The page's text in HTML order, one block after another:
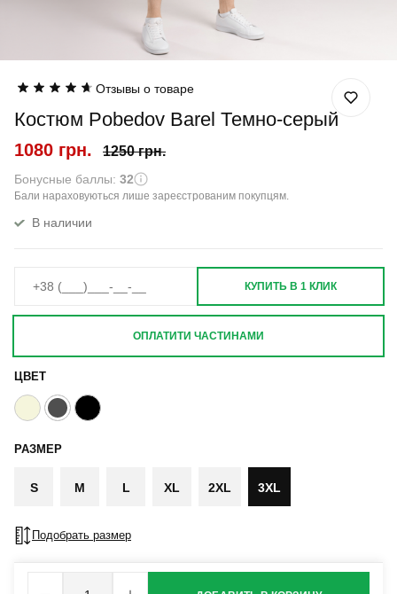
Отзывы о товаре
Костюм Pobedov Barel Темно-серый
1080 грн. 1250 грн.
Бонусные баллы: 32
Бали нараховуються лише зареєстрованим покупцям.
В наличии
ЦВЕТ
РАЗМЕР
S M L XL 2XL 3XL
Подобрать размер
КУПИТЬ В 1 КЛИК
ОПЛАТИТИ ЧАСТИНАМИ